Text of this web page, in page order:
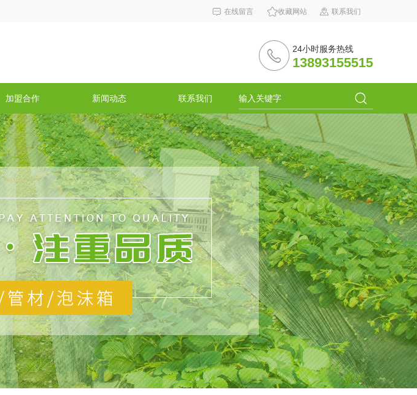
在线留言 收藏网站 联系我们
24小时服务热线
13893155515
加盟合作 新闻动态 联系我们